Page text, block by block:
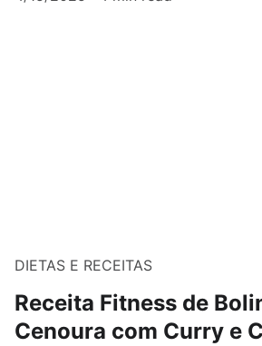
DIETAS E RECEITAS
Receita Fitness de
Cenoura com Curry e